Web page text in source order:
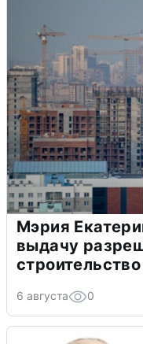
Мэрия
выдачу
строительство
6 августа 0